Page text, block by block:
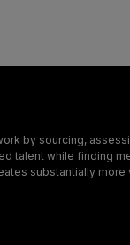
by sourcing,
talent while finding
substantially